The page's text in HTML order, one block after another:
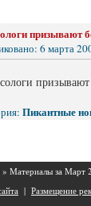
призывают
6 марта
Пикантные
» Материалы за Март
| Размещение